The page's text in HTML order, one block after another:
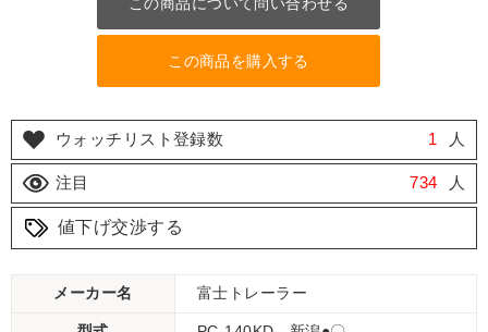
この商品を購入する
ウォッチリスト登録数 1 人
注目 734 人
値下げ交渉する
メーカー名 富士トレーラー